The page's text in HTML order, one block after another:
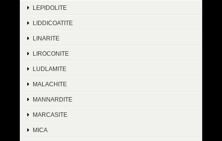
LEPIDOLITE
LIDDICOATITE
LINARITE
LIROCONITE
LUDLAMITE
MALACHITE
MANNARDITE
MARCASITE
MICA